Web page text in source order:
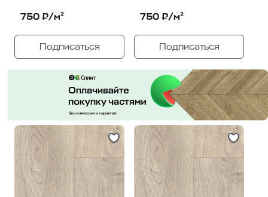
750 ₽/м²
Подписаться
750 ₽/м²
Подписаться